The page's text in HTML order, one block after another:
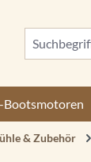
Bootsmotoren
& Zubehör